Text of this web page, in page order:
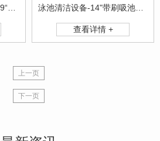
查看详情 +
上一页
下一页